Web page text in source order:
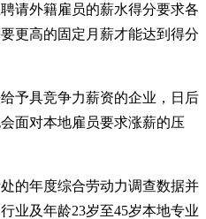
请外籍雇员的薪水得分要求各
更高的固定月薪才能达到得分
予具竞争力薪资的企业，日后
面对本地雇员要求涨薪的压
的年度综合劳动力调查数据并
业及年龄23岁至45岁本地专业